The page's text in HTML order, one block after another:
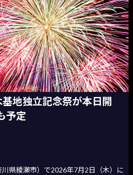
基地独立記念祭が本日開
予定
県綾瀬市）で2026年7月2日（木）に